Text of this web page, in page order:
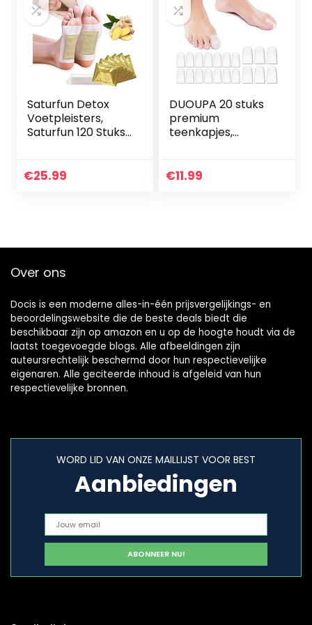
Toe Sliders Flip
Flops
Saturfun Detox
Voetpleisters,
Saturfun 120 Stuks
Antistressverlichti
€25.99
DUOUPA 20 stuks
premium
teenkapjes,
tegen
€11.99
Over ons
Docis is een moderne alles-in-één prijsvergelijkings- en
beoordelingswebsite die de beste deals biedt die
beschikbaar zijn op amazon en u op de hoogte houdt via de
laatst toegevoegde blogs. Alle afbeeldingen zijn
auteursrechtelijk beschermd door hun respectievelijke
eigenaren. Alle geciteerde inhoud is afgeleid van hun
respectievelijke bronnen.
WORD LID VAN ONZE MAILLIJST VOOR BEST
Aanbiedingen